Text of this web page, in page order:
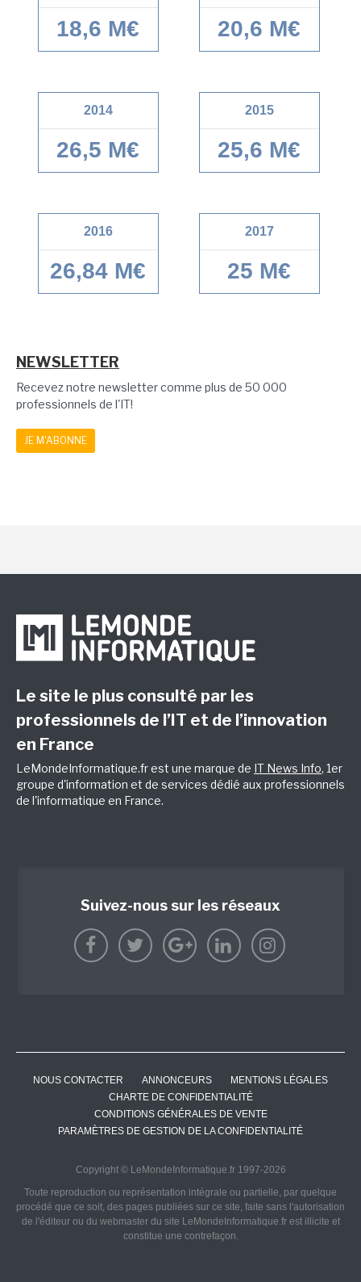
18,6 M€ 20,6 M€
2014
26,5 M€
2015
25,6 M€
2016
26,84 M€
2017
25 M€
NEWSLETTER
Recevez notre newsletter comme plus de 50 000
professionnels de l'IT!
JE M'ABONNE
Le site le plus consulté par les
professionnels de l’IT et de l’innovation
en France
LeMondeInformatique.fr est une marque de IT News Info, 1er
groupe d'information et de services dédié aux professionnels
de l'informatique en France.
Suivez-nous sur les réseaux
NOUS CONTACTER ANNONCEURS
MENTIONS LÉGALES
CHARTE DE CONFIDENTIALITÉ
CONDITIONS GÉNÉRALES DE VENTE
PARAMÈTRES DE GESTION DE LA CONFIDENTIALITÉ
Copyright © LeMondeInformatique.fr 1997-2026
Toute reproduction ou représentation intégrale ou partielle, par quelque
procédé que ce soit, des pages publiées sur ce site, faite sans l'autorisation
de l'éditeur ou du webmaster du site LeMondeInformatique.fr est illicite et
constitue une contrefaçon.